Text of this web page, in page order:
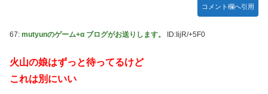
コメント欄へ引用
67: mutyunのゲーム+α ブログがお送りします。 ID:IijR/+5F0
火山の娘はずっと待ってるけど
これは別にいい